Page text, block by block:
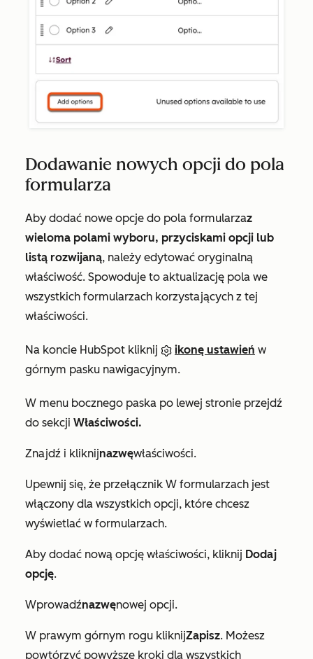
Dodawanie nowych opcji do pola
formularza
Aby dodać nowe opcje do pola formularzaz
wieloma polami wyboru, przyciskami opcji lub
listą rozwijaną, należy edytować oryginalną
właściwość. Spowoduje to aktualizację pola we
wszystkich formularzach korzystających z tej
właściwości.
Na koncie HubSpot kliknij ikonę ustawień w
górnym pasku nawigacyjnym.
W menu bocznego paska po lewej stronie przejdź
do sekcji Właściwości.
Znajdź i kliknijnazwęwłaściwości.
Upewnij się, że przełącznik W formularzach jest
włączony dla wszystkich opcji, które chcesz
wyświetlać w formularzach.
Aby dodać nową opcję właściwości, kliknij Dodaj
opcję.
Wprowadźnazwęnowej opcji.
W prawym górnym rogu kliknijZapisz. Możesz
powtórzyć powyższe kroki dla wszystkich